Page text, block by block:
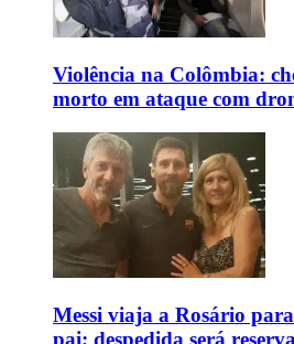
Violência na Colômbia:
morto em ataque com
Messi viaja a Rosário
pai; despedida será